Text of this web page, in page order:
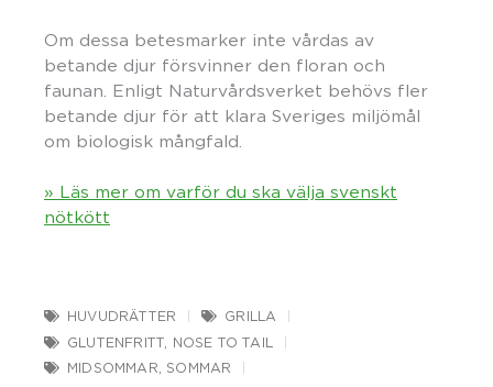
Om dessa betesmarker inte vårdas av
betande djur försvinner den floran och
faunan. Enligt Naturvårdsverket behövs fler
betande djur för att klara Sveriges miljömål
om biologisk mångfald.
» Läs mer om varför du ska välja svenskt
nötkött
HUVUDRÄTTER
GRILLA
GLUTENFRITT
NOSE TO TAIL
MIDSOMMAR
SOMMAR